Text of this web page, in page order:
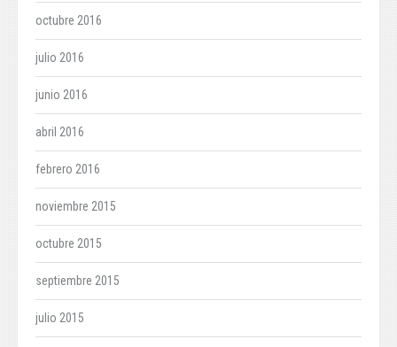
octubre 2016
julio 2016
junio 2016
abril 2016
febrero 2016
noviembre 2015
octubre 2015
septiembre 2015
julio 2015